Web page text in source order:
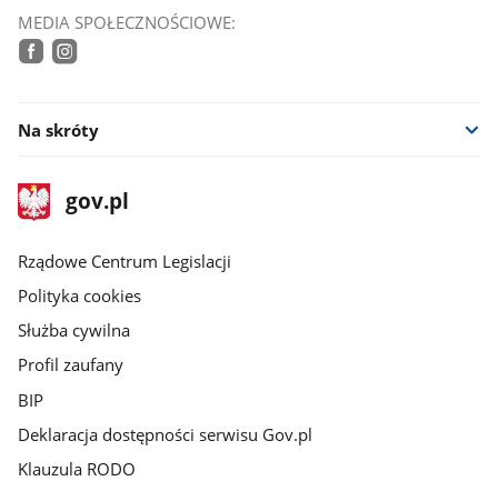
MEDIA SPOŁECZNOŚCIOWE:
Na skróty
stopka
gov.plStrona
gov.pl
Rządowe Centrum Legislacji
Polityka cookies
Służba cywilna
Profil zaufany
BIP
Deklaracja dostępności serwisu Gov.pl
Klauzula RODO